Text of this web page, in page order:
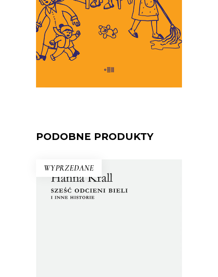
E-BOOK DO KOSZYKA
53.00zł 34.45 zł
KSIĄŻKA DO KOSZYKA
PODOBNE PRODUKTY
WYPRZEDANE